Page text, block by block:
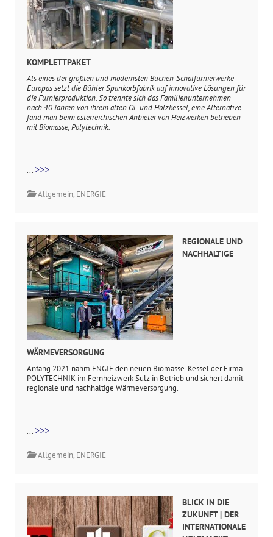
KOMPLETTPAKET
Als eines der größten und modernsten Buchen-Schälfurnierwerke
Europas setzt die Bühler Spankorbfabrik auf innovative Lösungen für
die Furnierproduktion. So trennte sich das Familienunternehmen
nach 40 Jahren von ihrem alten Öl- und Holzkessel, eine Alternative
fand man beim österreichischen Anbieter von Heizwerken betrieben
mit Biomasse, Polytechnik.
... >>>
Allgemein, ENERGIE
REGIONALE UND
NACHHALTIGE
WÄRMEVERSORGUNG
Anfang 2021 nahm ENGIE den neuen Biomasse-Kessel der Firma
POLYTECHNIK im Fernheizwerk Sulz in Betrieb und sichert damit
regionale und nachhaltige Wärmeversorgung.
... >>>
Allgemein, ENERGIE
BLICK IN DIE
ZUKUNFT | DER
INTERNATIONALE